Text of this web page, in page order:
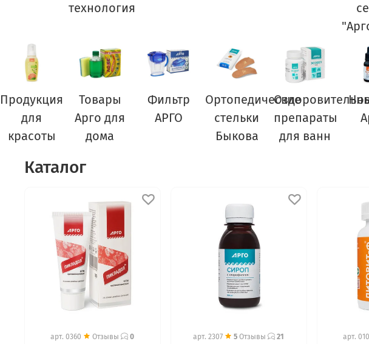
технология
Продукция
для
красоты
Товары
Арго для
дома
Фильтр
АРГО
Ортопедические
стельки
Быкова
препараты
для ванн
Каталог
арт.0360 Отзывы 0 арт.2307 5 Отзывы 21 арт.